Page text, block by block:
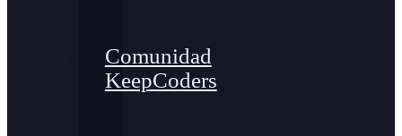
Comunidad
KeepCoders